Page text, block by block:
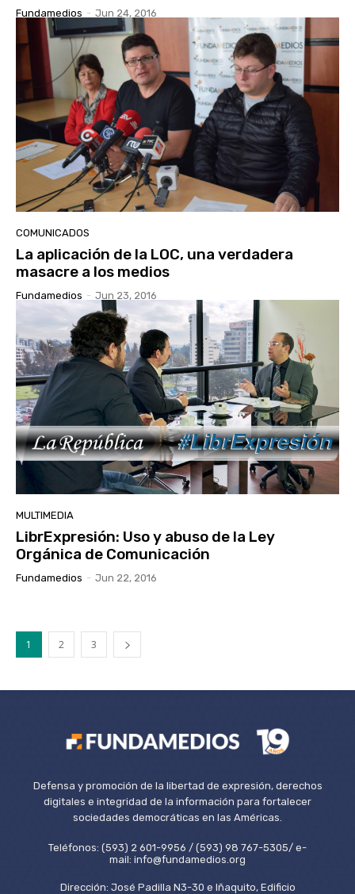
Fundamedios - Jun 24, 2016
COMUNICADOS
La aplicación de la LOC, una verdadera
masacre a los medios
Fundamedios - Jun 23, 2016
MULTIMEDIA
LibrExpresión: Uso y abuso de la Ley
Orgánica de Comunicación
Fundamedios - Jun 22, 2016
1 2 3
Defensa y promoción de la libertad de expresión, derechos
digitales e integridad de la información para fortalecer
sociedades democráticas en las Américas.
Teléfonos: (593) 2 601-9956 / (593) 98 767-5305/ e-
mail: info@fundamedios.org
Dirección: José Padilla N3-30 e Iñaquito, Edificio